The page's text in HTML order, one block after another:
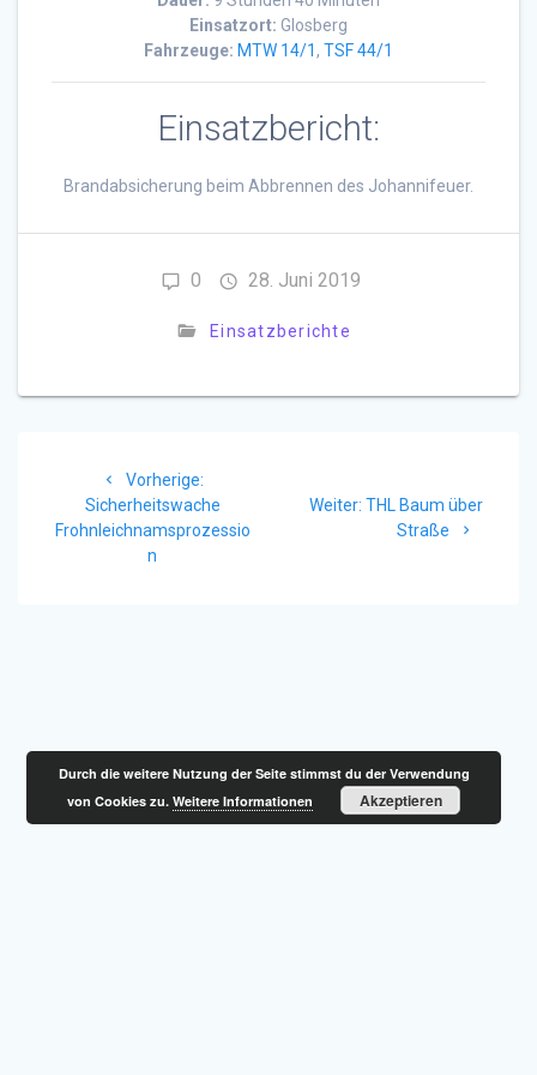
Einsatzort: Glosberg
Fahrzeuge: MTW 14/1, TSF 44/1
Einsatzbericht:
Brandabsicherung beim Abbrennen des Johannifeuer.
0 28. Juni 2019
Einsatzberichte
Vorherige:
Beitrag:
Sicherheitswache
Frohnleichnamsprozessio
n
Weiter: Nächster
Beitrag:
THL Baum über
Straße
Durch die weitere Nutzung der Seite stimmst du der Verwendung
von Cookies zu.Weitere Informationen Akzeptieren